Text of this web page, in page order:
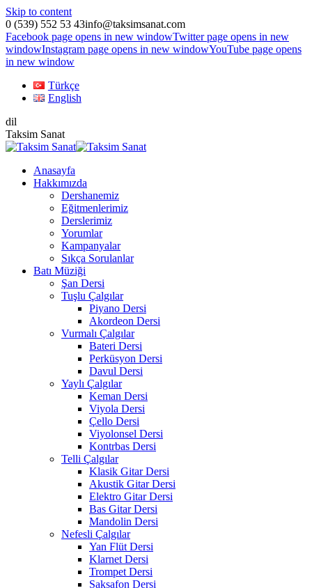
Skip to content
0 (539) 552 53 43info@taksimsanat.com
Facebook page opens in new windowTwitter page opens in new
windowInstagram page opens in new windowYouTube page opens
in new window
Türkçe
English
dil
Taksim Sanat
Anasayfa
Hakkımızda
Dershanemiz
Eğitmenlerimiz
Derslerimiz
Yorumlar
Kampanyalar
Sıkça Sorulanlar
Batı Müziği
Şan Dersi
Tuşlu Çalgılar
Piyano Dersi
Akordeon Dersi
Vurmalı Çalgılar
Bateri Dersi
Perküsyon Dersi
Davul Dersi
Yaylı Çalgılar
Keman Dersi
Viyola Dersi
Çello Dersi
Viyolonsel Dersi
Kontrbas Dersi
Telli Çalgılar
Klasik Gitar Dersi
Akustik Gitar Dersi
Elektro Gitar Dersi
Bas Gitar Dersi
Mandolin Dersi
Nefesli Çalgılar
Yan Flüt Dersi
Klarnet Dersi
Trompet Dersi
Saksafon Dersi